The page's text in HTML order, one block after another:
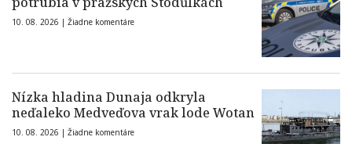
10. 08. 2026 | Žiadne komentáre
Nízka hladina Dunaja odkryla
neďaleko Medveďova vrak lode Wotan
10. 08. 2026 | Žiadne komentáre